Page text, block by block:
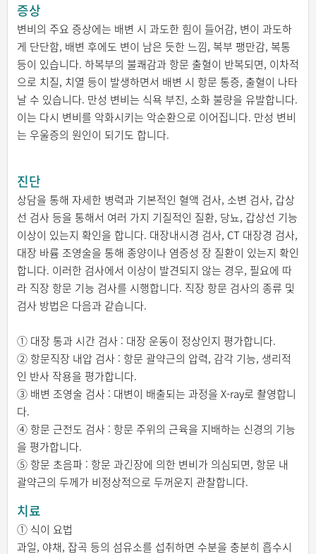
증상
변비의 주요 증상에는 배변 시 과도한 힘이 들어감, 변이 과도하
게 단단함, 배변 후에도 변이 남은 듯한 느낌, 복부 팽만감, 복통
등이 있습니다. 하복부의 불쾌감과 항문 출혈이 반복되면, 이차적
으로 치질, 치열 등이 발생하면서 배변 시 항문 통증, 출혈이 나타
날 수 있습니다. 만성 변비는 식욕 부진, 소화 불량을 유발합니다.
이는 다시 변비를 악화시키는 악순환으로 이어집니다. 만성 변비
는 우울증의 원인이 되기도 합니다.
진단
상담을 통해 자세한 병력과 기본적인 혈액 검사, 소변 검사, 갑상
선 검사 등을 통해서 여러 가지 기질적인 질환, 당뇨, 갑상선 기능
이상이 있는지 확인을 합니다. 대장내시경 검사, CT 대장경 검사,
대장 바륨 조영술을 통해 종양이나 염증성 장 질환이 있는지 확인
합니다. 이러한 검사에서 이상이 발견되지 않는 경우, 필요에 따
라 직장 항문 기능 검사를 시행합니다. 직장 항문 검사의 종류 및
검사 방법은 다음과 같습니다.
① 대장 통과 시간 검사 : 대장 운동이 정상인지 평가합니다.
② 항문직장 내압 검사 : 항문 괄약근의 압력, 감각 기능, 생리적
인 반사 작용을 평가합니다.
③ 배변 조영술 검사 : 대변이 배출되는 과정을 X-ray로 촬영합니
다.
④ 항문 근전도 검사 : 항문 주위의 근육을 지배하는 신경의 기능
을 평가합니다.
⑤ 항문 초음파 : 항문 과긴장에 의한 변비가 의심되면, 항문 내
괄약근의 두께가 비정상적으로 두꺼운지 관찰합니다.
치료
① 식이 요법
과일, 야채, 잡곡 등의 섬유소를 섭취하면 수분을 충분히 흡수시